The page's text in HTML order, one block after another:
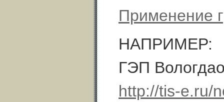
Применение
НАПРИМЕР:
ГЭП
http://tis-e.ru/